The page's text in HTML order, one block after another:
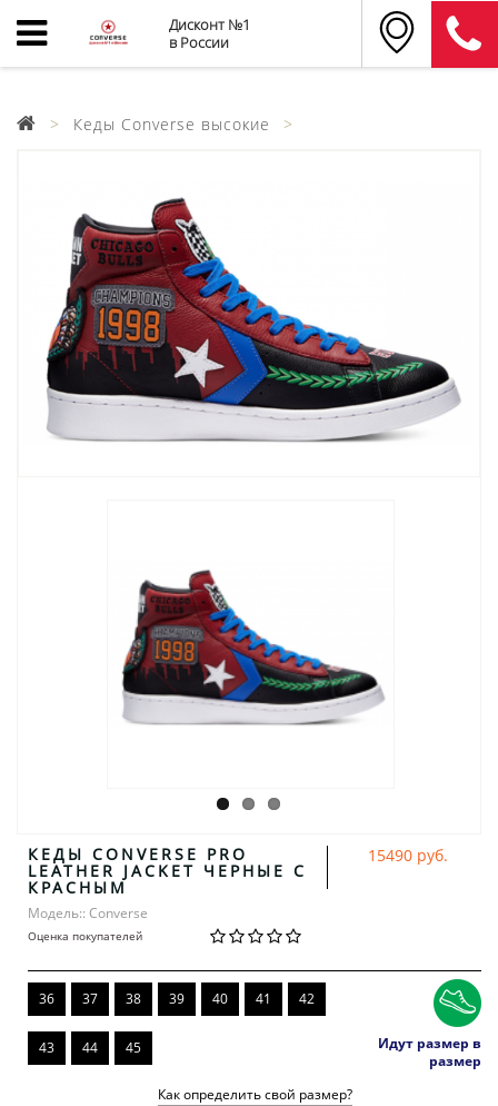
Дисконт №1
в России
Кеды Converse высокие
КЕДЫ CONVERSE PRO
LEATHER JACKET ЧЕРНЫЕ С
КРАСНЫМ
Модель:: Converse
Оценка покупателей
15490 руб.
36 37 38 39 40 41 42
43 44 45
Идут размер в
размер
Как определить свой размер?